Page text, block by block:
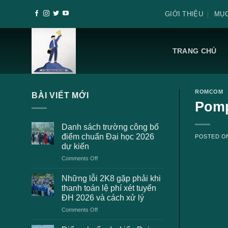
GIỚI THIỆU
TRANG CHỦ
BÀI VIẾT MỚI
Danh sách trường công bố
điểm chuẩn Đại học 2026
dự kiến
Comments Offon
sách
trường
công
bố
điểm
Đại
Những lỗi 2K8 gặp phải khi
thanh toán lệ phí xét tuyển
ĐH 2026 và cách xử lý
Comments Offon
lỗi
ROMCOM
POSTED